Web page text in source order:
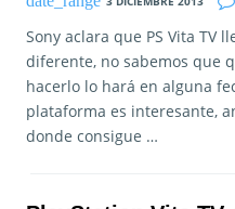
Sony aclara que PS Vita TV
diferente, no sabemos que
hacerlo lo hará en alguna
plataforma es interesante,
donde consigue …